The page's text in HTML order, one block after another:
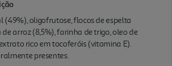
(49%), oligofrutose, flocos de espelta
arroz (8,5%), farinha de trigo, oleo de
rico em tocoferóis (vitamina E).
presentes.